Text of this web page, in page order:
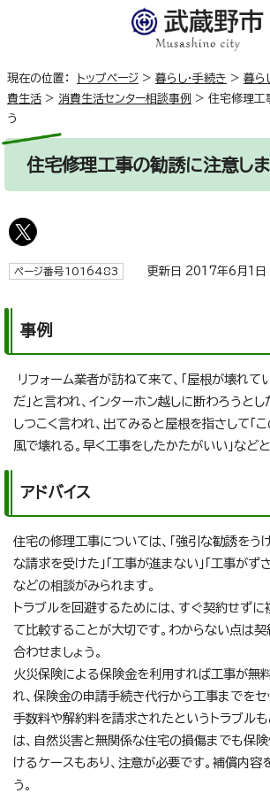
現在の位置： トップページ > 暮らし・手続き > 暮ら
費生活 > 消費生活センター相談事例 > 住宅修理工
う
住宅修理工事の勧誘に注意しま
ページ番号1016483 更新日 2017年6月1日
事例
リフォーム業者が訪ねて来て、「屋根が壊れて
だ」と言われ、インターホン越しに断わろうと
しつこく言われ、出てみると屋根を指さして「
風で壊れる。早く工事をしたかたがいい」など
アドバイス
住宅の修理工事については、「強引な勧誘をう
な請求を受けた」「工事が進まない」「工事がず
などの相談がみられます。
トラブルを回避するためには、すぐ契約せずに
て比較することが大切です。わからない点は
合わせましょう。
火災保険による保険金を利用すれば工事が無
れ、保険金の申請手続き代行から工事までをセ
手数料や解約料を請求されたというトラブルも
は、自然災害と無関係な住宅の損傷までも保
けるケースもあり、注意が必要です。補償内容
う。